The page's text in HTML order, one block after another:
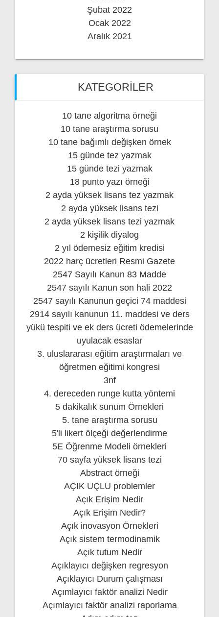
Şubat 2022
Ocak 2022
Aralık 2021
KATEGORILER
10 tane algoritma örneği
10 tane araştırma sorusu
10 tane bağımlı değişken örnek
15 günde tez yazmak
15 günde tezi yazmak
18 punto yazı örneği
2 ayda yüksek lisans tez yazmak
2 ayda yüksek lisans tezi
2 ayda yüksek lisans tezi yazmak
2 kişilik diyalog
2 yıl ödemesiz eğitim kredisi
2022 harç ücretleri Resmi Gazete
2547 Sayılı Kanun 83 Madde
2547 sayılı Kanun son hali 2022
2547 sayılı Kanunun geçici 74 maddesi
2914 sayılı kanunun 11. maddesi ve ders
yükü tespiti ve ek ders ücreti ödemelerinde
uyulacak esaslar
3. uluslararası eğitim araştırmaları ve
öğretmen eğitimi kongresi
3nf
4. dereceden runge kutta yöntemi
5 dakikalık sunum Örnekleri
5. tane araştırma sorusu
5'li likert ölçeği değerlendirme
5E Öğrenme Modeli örnekleri
70 sayfa yüksek lisans tezi
Abstract örneği
AÇIK UÇLU problemler
Açık Erişim Nedir
Açık Erişim Nedir?
Açık inovasyon Örnekleri
Açık sistem termodinamik
Açık tutum Nedir
Açıklayıcı değişken regresyon
Açıklayıcı Durum çalışması
Açımlayıcı faktör analizi Nedir
Açımlayıcı faktör analizi raporlama